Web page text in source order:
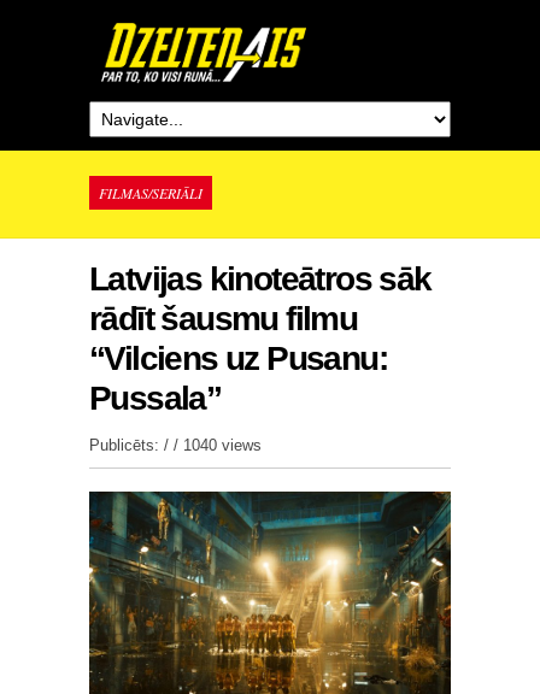
FILMAS/SERIĀLI
Latvijas kinoteātros sāk
rādīt šausmu filmu
“Vilciens uz Pusanu:
Pussala”
Publicēts: / / 1040 views